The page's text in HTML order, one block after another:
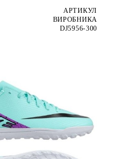
АРТИКУЛ
ВИРОБНИКА
DJ5956-300